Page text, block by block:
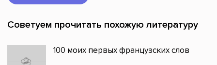
Советуем прочитать похожую литературу
100 моих первых французских слов